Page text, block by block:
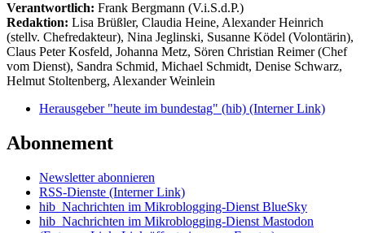
Verantwortlich: Frank Bergmann (V.i.S.d.P.)
Redaktion: Lisa Brüßler, Claudia Heine, Alexander Heinrich
(stellv. Chefredakteur), Nina Jeglinski, Susanne Ködel (Volontärin),
Claus Peter Kosfeld, Johanna Metz, Sören Christian Reimer (Chef
vom Dienst), Sandra Schmid, Michael Schmidt, Denise Schwarz,
Helmut Stoltenberg, Alexander Weinlein
Herausgeber "heute im bundestag" (hib) (Interner Link)
Abonnement
Newsletter abonnieren
RSS-Dienste (Interner Link)
hib_Nachrichten im Mikroblogging-Dienst BlueSky
hib_Nachrichten im Mikroblogging-Dienst Mastodon